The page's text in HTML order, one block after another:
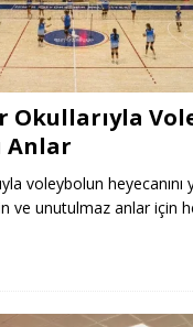
Okullarıyla
Anlar
voleybolun heyecanını
ve unutulmaz anlar için